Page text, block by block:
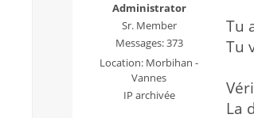
Administrator
Sr. Member
Messages: 373
Location: Morbihan -
Vannes
IP archivée
Tu
Tu
La